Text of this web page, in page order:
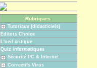
Rubriques
Tutoriaux (didacticiels)
Editors Choice
L'oeil critique
Quiz informatiques
Sécurité PC & Internet
Correctifs Virus